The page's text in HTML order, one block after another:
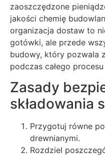
zaoszczędzone
jakości chemię
organizacja dostaw to
gotówki, ale przede
budowy, który pozwala
podczas całego
Zasady
składowania
Przygotuj równe
drewnianymi.
Rozdziel